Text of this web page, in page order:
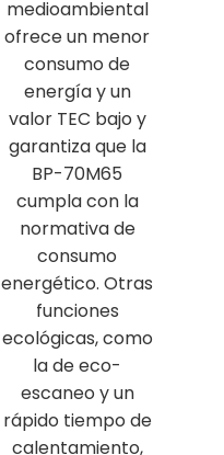
medioambiental
ofrece un menor
consumo de
energía y un
valor TEC bajo y
garantiza que la
BP-70M65
cumpla con la
normativa de
consumo
energético. Otras
funciones
ecológicas, como
la de eco-
escaneo y un
rápido tiempo de
calentamiento,